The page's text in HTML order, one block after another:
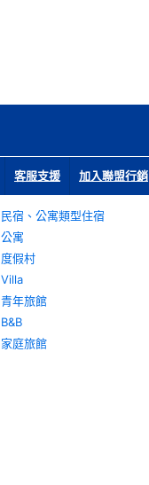
客服支援 加入聯盟行銷
民宿、公寓類型住宿
公寓
度假村
Villa
青年旅館
B&B
家庭旅館